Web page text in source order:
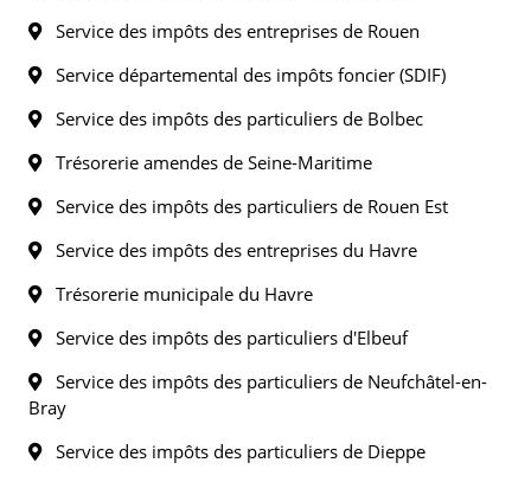
Service des impôts des entreprises de Rouen
Service départemental des impôts foncier (SDIF)
Service des impôts des particuliers de Bolbec
Trésorerie amendes de Seine-Maritime
Service des impôts des particuliers de Rouen Est
Service des impôts des entreprises du Havre
Trésorerie municipale du Havre
Service des impôts des particuliers d'Elbeuf
Service des impôts des particuliers de Neufchâtel-en-
Bray
Service des impôts des particuliers de Dieppe